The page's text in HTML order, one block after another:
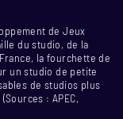
de Jeux
du studio, de la
la fourchette de
un studio de petite
de studios plus
: APEC,